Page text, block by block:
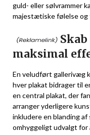
guld- eller sølvrammer
majestætiske følelse
maksimal
En veludført gallerivæg
hver plakat bidrager til
en central plakat, der
arranger yderligere
inkludere en blanding
omhyggeligt udvalgt